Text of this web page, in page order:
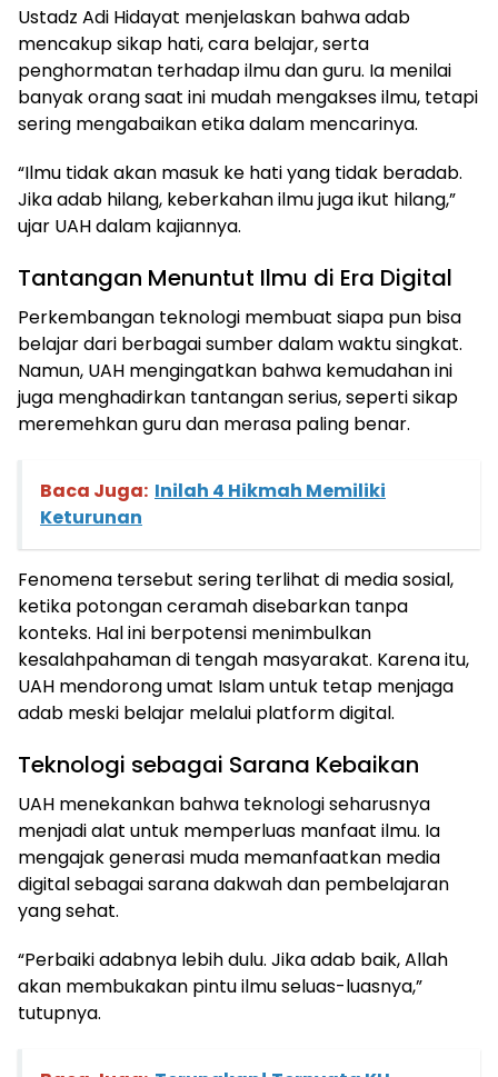
Ustadz Adi Hidayat menjelaskan bahwa adab
mencakup sikap hati, cara belajar, serta
penghormatan terhadap ilmu dan guru. Ia menilai
banyak orang saat ini mudah mengakses ilmu, tetapi
sering mengabaikan etika dalam mencarinya.
“Ilmu tidak akan masuk ke hati yang tidak beradab.
Jika adab hilang, keberkahan ilmu juga ikut hilang,”
ujar UAH dalam kajiannya.
Tantangan Menuntut Ilmu di Era Digital
Perkembangan teknologi membuat siapa pun bisa
belajar dari berbagai sumber dalam waktu singkat.
Namun, UAH mengingatkan bahwa kemudahan ini
juga menghadirkan tantangan serius, seperti sikap
meremehkan guru dan merasa paling benar.
Baca Juga: Inilah 4 Hikmah Memiliki
Keturunan
Fenomena tersebut sering terlihat di media sosial,
ketika potongan ceramah disebarkan tanpa
konteks. Hal ini berpotensi menimbulkan
kesalahpahaman di tengah masyarakat. Karena itu,
UAH mendorong umat Islam untuk tetap menjaga
adab meski belajar melalui platform digital.
Teknologi sebagai Sarana Kebaikan
UAH menekankan bahwa teknologi seharusnya
menjadi alat untuk memperluas manfaat ilmu. Ia
mengajak generasi muda memanfaatkan media
digital sebagai sarana dakwah dan pembelajaran
yang sehat.
“Perbaiki adabnya lebih dulu. Jika adab baik, Allah
akan membukakan pintu ilmu seluas-luasnya,”
tutupnya.